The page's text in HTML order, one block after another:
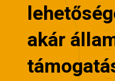
akár